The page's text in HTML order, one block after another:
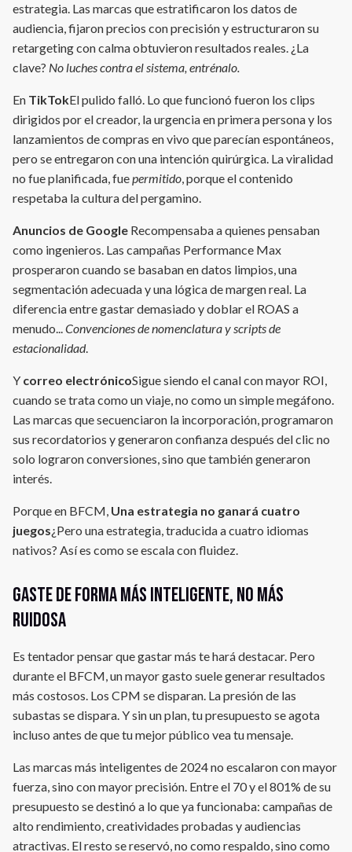
estrategia. Las marcas que estratificaron los datos de
audiencia, fijaron precios con precisión y estructuraron su
retargeting con calma obtuvieron resultados reales. ¿La
clave? No luches contra el sistema, entrénalo.
En TikTokEl pulido falló. Lo que funcionó fueron los clips
dirigidos por el creador, la urgencia en primera persona y los
lanzamientos de compras en vivo que parecían espontáneos,
pero se entregaron con una intención quirúrgica. La viralidad
no fue planificada, fuepermitido, porque el contenido
respetaba la cultura del pergamino.
Anuncios de Google Recompensaba a quienes pensaban
como ingenieros. Las campañas Performance Max
prosperaron cuando se basaban en datos limpios, una
segmentación adecuada y una lógica de margen real. La
diferencia entre gastar demasiado y doblar el ROAS a
menudo...Convenciones de nomenclatura y scripts de
estacionalidad.
Y correo electrónicoSigue siendo el canal con mayor ROI,
cuando se trata como un viaje, no como un simple megáfono.
Las marcas que secuenciaron la incorporación, programaron
sus recordatorios y generaron confianza después del clic no
solo lograron conversiones, sino que también generaron
interés.
Porque en BFCM, Una estrategia no ganará cuatro
juegos¿Pero una estrategia, traducida a cuatro idiomas
nativos? Así es como se escala con fluidez.
Gaste de forma más inteligente, no más
ruidosa
Es tentador pensar que gastar más te hará destacar. Pero
durante el BFCM, un mayor gasto suele generar resultados
más costosos. Los CPM se disparan. La presión de las
subastas se dispara. Y sin un plan, tu presupuesto se agota
incluso antes de que tu mejor público vea tu mensaje.
Las marcas más inteligentes de 2024 no escalaron con mayor
fuerza, sino con mayor precisión. Entre el 70 y el 801% de su
presupuesto se destinó a lo que ya funcionaba: campañas de
alto rendimiento, creatividades probadas y audiencias
atractivas. El resto se reservó, no como respaldo, sino como